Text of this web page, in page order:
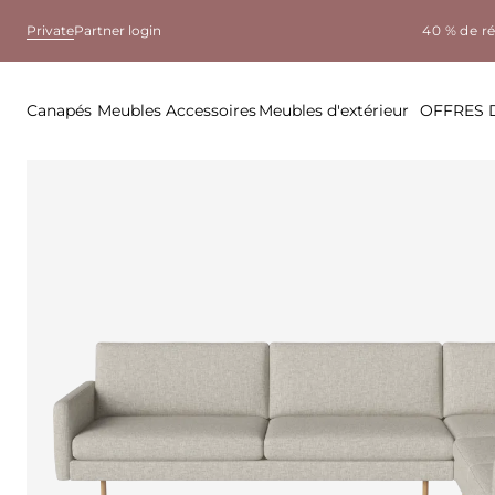
PrivatePartner login 40 % de
Canapés Meubles AccessoiresMeubles d'extérieur OFFRES